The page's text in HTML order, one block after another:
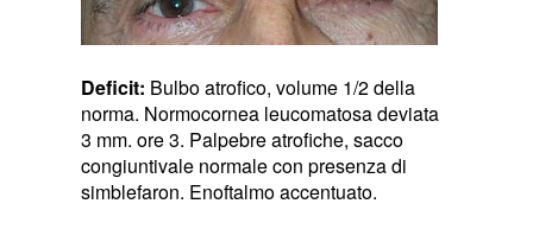
Deficit: Bulbo atrofico, volume 1/2 della
norma. Normocornea leucomatosa deviata
3 mm. ore 3. Palpebre atrofiche, sacco
congiuntivale normale con presenza di
simblefaron. Enoftalmo accentuato.